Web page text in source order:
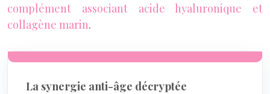
complément associant acide hyaluronique et
collagène marin.
La synergie anti-âge décryptée